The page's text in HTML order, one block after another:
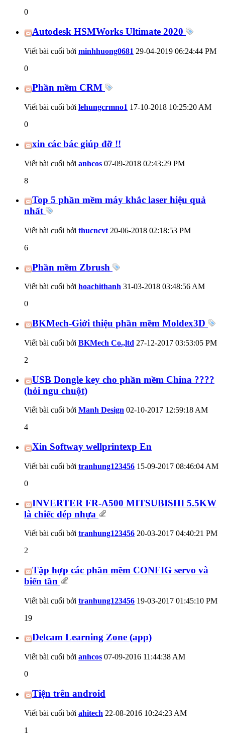
0
Autodesk HSMWorks Ultimate 2020
Viết bài cuối bởi minhhuong0681 29-04-2019 06:24:44 PM
0
Phần mềm CRM
Viết bài cuối bởi lehungcrmno1 17-10-2018 10:25:20 AM
0
xin các bác giúp đỡ !!
Viết bài cuối bởi anhcos 07-09-2018 02:43:29 PM
8
Top 5 phần mềm máy khắc laser hiệu quả
nhất
Viết bài cuối bởi thucncvt 20-06-2018 02:18:53 PM
6
Phần mềm Zbrush
Viết bài cuối bởi hoachithanh 31-03-2018 03:48:56 AM
0
BKMech-Giới thiệu phần mềm Moldex3D
Viết bài cuối bởi BKMech Co.,ltd 27-12-2017 03:53:05 PM
2
USB Dongle key cho phần mềm China ????
(hỏi ngu chuột)
Viết bài cuối bởi Manh Design 02-10-2017 12:59:18 AM
4
Xin Softway wellprintexp En
Viết bài cuối bởi tranhung123456 15-09-2017 08:46:04 AM
0
INVERTER FR-A500 MITSUBISHI 5.5KW
là chiếc dép nhựa
Viết bài cuối bởi tranhung123456 20-03-2017 04:40:21 PM
2
Tập hợp các phần mềm CONFIG servo và
biến tần
Viết bài cuối bởi tranhung123456 19-03-2017 01:45:10 PM
19
Delcam Learning Zone (app)
Viết bài cuối bởi anhcos 07-09-2016 11:44:38 AM
0
Tiện trên android
Viết bài cuối bởi ahitech 22-08-2016 10:24:23 AM
1